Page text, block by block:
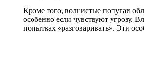
Кроме того, волнистые попугаи
особенно если чувствуют угрозу.
попытках «разговаривать». Эти